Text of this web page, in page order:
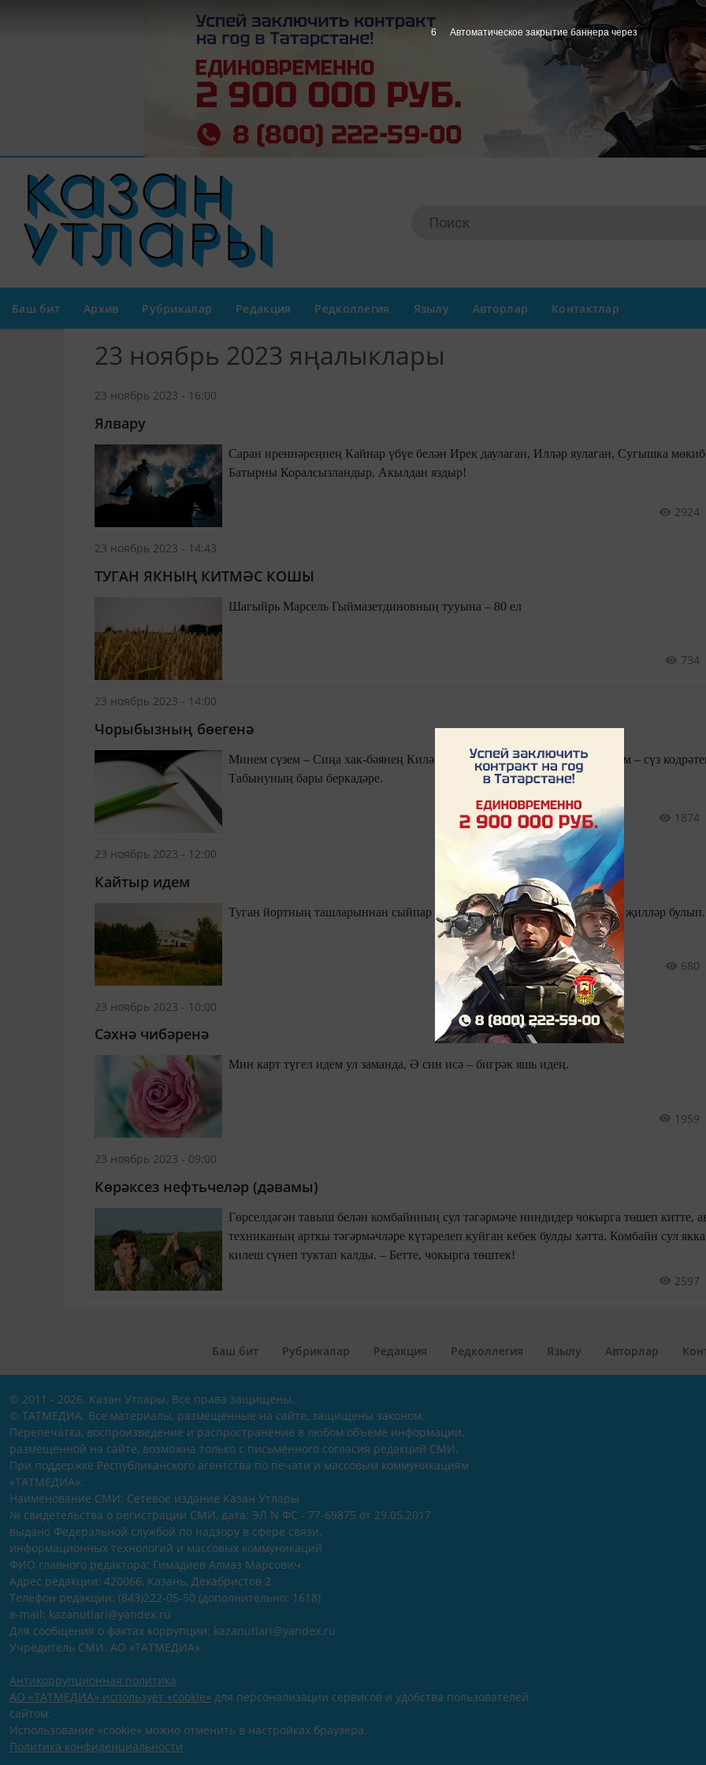
Баш бит Архив Рубрикалар Редакция Редколлегия Язылу Авторлар Контактлар
23 ноябрь 2023 яңалыклары
23 ноябрь 2023 - 16:00
Ялвару
Саран иреннәреңнең Кайнар үбүе белән Ирек даулаган, Илләр яулаган, Сугышка мөкиббән киткән
Батырны Коралсызландыр, Акылдан яздыр!
2924
23 ноябрь 2023 - 14:43
ТУГАН ЯКНЫҢ КИТМӘС КОШЫ
Шагыйрь Марсель Гыймазетдиновның тууына – 80 ел
734
23 ноябрь 2023 - 14:00
Чорыбызның бөегенә
Минем сүзем – Сиңа хак-бәянең Киләчәктән бары алхәбәре. Минем хисем – сүз кодрәтең танып
Табынуның бары беркадәре.
1874
23 ноябрь 2023 - 12:00
Кайтыр идем
Туган йортның ташларыннан сыйпар идем. Киткәннән соң кайтыр идем җилләр
680
23 ноябрь 2023 - 10:00
Сәхнә чибәренә
Мин карт түгел идем ул заманда, Ә син исә – бигрәк яшь идең.
1959
23 ноябрь 2023 - 09:00
Көрәксез нефтьчеләр (дәвамы)
Гөрселдәгән тавыш белән комбайнның сул тәгәрмәче ниндидер чокырга төшеп китте,
техниканың арткы тәгәрмәчләре күтәрелеп куйган кебек булды хәтта. Комбайн сул
килеш сүнеп туктап калды. – Бетте, чокырга төштек!
2597
Баш бит Рубрикалар Редакция Редколлегия Язылу Авторлар
© 2011 - 2026. Казан Утлары. Все права защищены.
© ТАТМЕДИА. Все материалы, размещенные на сайте, защищены законом.
Перепечатка, воспроизведение и распространение в любом объеме информации,
размещенной на сайте, возможна только с письменного согласия редакций СМИ.
При поддержке Республиканского агентства по печати и массовым коммуникациям
«ТАТМЕДИА».
Наименование СМИ: Сетевое издание Казан Утлары
№ свидетельства о регистрации СМИ, дата: ЭЛ N ФС - 77-69875 от 29.05.2017
выдано Федеральной службой по надзору в сфере связи,
информационных технологий и массовых коммуникаций
ФИО главного редактора: Гимадиев Алмаз Марсович
Адрес редакции: 420066, Казань, Декабристов 2
Телефон редакции: (843)222-05-50 (дополнительно: 1618)
e-mail: kazanutlari@yandex.ru
Для сообщения о фактах коррупции: kazanutlari@yandex.ru
Учредитель СМИ: АО «ТАТМЕДИА»
Антикоррупционная политика
АО «ТАТМЕДИА» использует «cookie» для персонализации сервисов и удобства пользователей
сайтом.
Использование «cookie» можно отменить в настройках браузера.
Политика конфиденциальности
6 Автоматическое закрытие баннера через